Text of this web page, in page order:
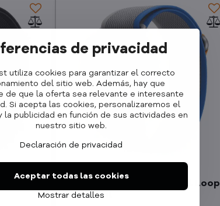
Loop
Correa Apple Watch Trail Loop
Gris/Azul
de privacidad
utiliza cookies para garantizar el correcto
del sitio web. Además, hay que
de que la oferta sea relevante e interesante
Si acepta las cookies, personalizaremos el
la publicidad en función de sus actividades en
nuestro sitio web.
Declaración de privacidad
Mostrar detalles
Aceptar todas las cookies